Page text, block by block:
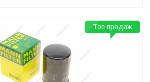
Топ продаж